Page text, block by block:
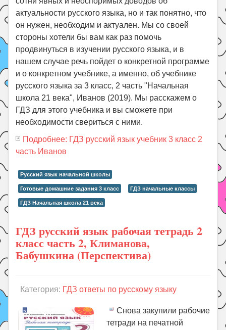
актуальности русского языка, но и так понятно, что
он нужен, необходим и актуален. Мы со своей
стороны хотели бы вам как раз помочь
продвинуться в изучении русского языка, и в
нашем случае речь пойдет о конкретной программе
и о конкретном учебнике, а именно, об учебнике
русского языка за 3 класс, 2 часть "Начальная
школа 21 века", Иванов (2019). Мы расскажем о
ГДЗ для этого учебника и вы сможете при
необходимости свериться с ними.
Подробнее: ГДЗ русский язык учебник 3 класс 2
часть Иванов
Русский язык начальной школы
Готовые домашние задания 3 класс ГДЗ начальные классы
ГДЗ Начальная школа 21 века
ГДЗ русский язык рабочая тетрадь 2
класс часть 2, Климанова,
Бабушкина (Перспектива)
Категория: ГДЗ ответы по русскому языку
Снова закупили рабочие
тетради на печатной